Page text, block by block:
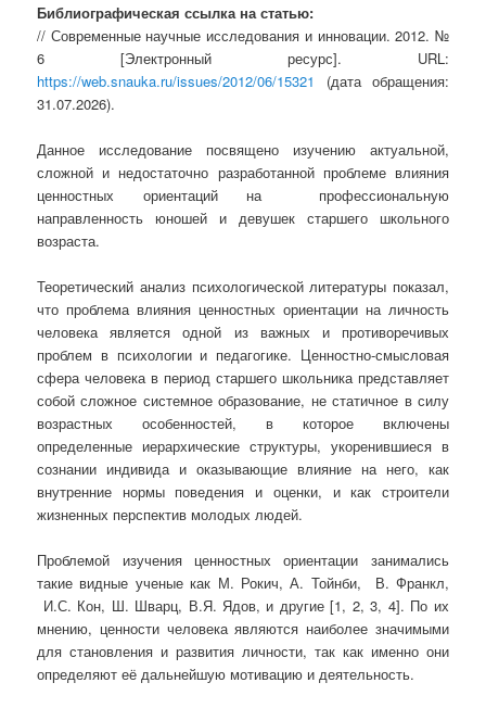
Библиографическая ссылка на статью:
// Современные научные исследования и инновации. 2012. №
6 [Электронный ресурс]. URL:
https://web.snauka.ru/issues/2012/06/15321
(дата обращения:
31.07.2026).
Данное исследование посвящено изучению актуальной,
сложной и недостаточно разработанной проблеме влияния
ценностных ориентаций на профессиональную
направленность юношей и девушек старшего школьного
возраста.
Теоретический анализ психологической литературы показал,
что проблема влияния ценностных ориентации на личность
человека является одной из важных и противоречивых
проблем в психологии и педагогике. Ценностно-смысловая
сфера человека в период старшего школьника представляет
собой сложное системное образование, не статичное в силу
возрастных особенностей, в которое включены
определенные иерархические структуры, укоренившиеся в
сознании индивида и оказывающие влияние на него, как
внутренние нормы поведения и оценки, и как строители
жизненных перспектив молодых людей.
Проблемой изучения ценностных ориентации занимались
такие видные ученые как М. Рокич, А. Тойнби, В. Франкл,
И.С. Кон, Ш. Шварц, В.Я. Ядов, и другие [1, 2, 3, 4]. По их
мнению, ценности человека являются наиболее значимыми
для становления и развития личности, так как именно они
определяют её дальнейшую мотивацию и деятельность.